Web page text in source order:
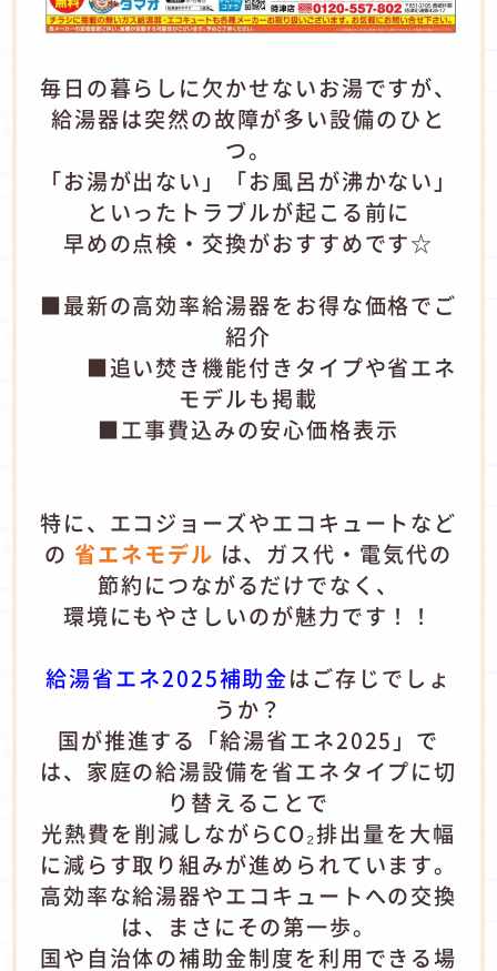
毎日の暮らしに欠かせないお湯ですが、
給湯器は突然の故障が多い設備のひと
つ。
「お湯が出ない」「お風呂が沸かない」
といったトラブルが起こる前に
早めの点検・交換がおすすめです☆
■最新の高効率給湯器をお得な価格でご
紹介
■追い焚き機能付きタイプや省エネ
モデルも掲載
■工事費込みの安心価格表示
特に、エコジョーズやエコキュートなど
の省エネモデル は、ガス代・電気代の
節約につながるだけでなく、
環境にもやさしいのが魅力です！！
給湯省エネ2025補助金はご存じでしょ
うか？
国が推進する「給湯省エネ2025」で
は、家庭の給湯設備を省エネタイプに切
り替えることで
光熱費を削減しながらCO₂排出量を大幅
に減らす取り組みが進められています。
高効率な給湯器やエコキュートへの交換
は、まさにその第一歩。
国や自治体の補助金制度を利用できる場